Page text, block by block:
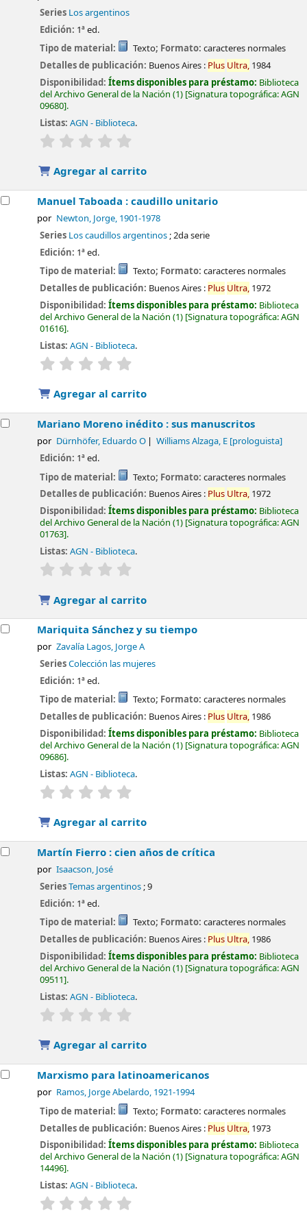
Series Los argentinos
Edición: 1ª ed.
Tipo de material:
Texto; Formato: caracteres normales
Detalles de publicación: Buenos Aires : Plus Ultra, 1984
Disponibilidad:Ítems disponibles para préstamo: Biblioteca
del Archivo General de la Nación (1) Signatura topográfica:AGN
09680 .
Listas: AGN - Biblioteca.
valoración
Agregar al carrito
Manuel Taboada : caudillo unitario
por Newton, Jorge, 1901-1978
Series Los caudillos argentinos; 2da serie
Edición: 1ª ed.
Tipo de material:
Texto; Formato: caracteres normales
Detalles de publicación: Buenos Aires : Plus Ultra, 1972
Disponibilidad:Ítems disponibles para préstamo: Biblioteca
del Archivo General de la Nación (1) Signatura topográfica:AGN
01616 .
Listas: AGN - Biblioteca.
valoración
Agregar al carrito
Mariano Moreno inédito : sus manuscritos
por Dürnhöfer, Eduardo O Williams Alzaga, E[prologuista]
Edición: 1ª ed.
Tipo de material:
Texto; Formato: caracteres normales
Detalles de publicación: Buenos Aires : Plus Ultra, 1972
Disponibilidad:Ítems disponibles para préstamo: Biblioteca
del Archivo General de la Nación (1) Signatura topográfica:AGN
01763 .
Listas: AGN - Biblioteca.
valoración
Agregar al carrito
Mariquita Sánchez y su tiempo
por Zavalía Lagos, Jorge A
SeriesColección las mujeres
Edición: 1ª ed.
Tipo de material:
Texto; Formato: caracteres normales
Detalles de publicación: Buenos Aires : Plus Ultra, 1986
Disponibilidad:Ítems disponibles para préstamo: Biblioteca
del Archivo General de la Nación (1) Signatura topográfica:AGN
09686 .
Listas: AGN - Biblioteca.
valoración
Agregar al carrito
Martín Fierro : cien años de crítica
por Isaacson, José
SeriesTemas argentinos; 9
Edición: 1ª ed.
Tipo de material:
Texto; Formato: caracteres normales
Detalles de publicación: Buenos Aires : Plus Ultra, 1986
Disponibilidad:Ítems disponibles para préstamo: Biblioteca
del Archivo General de la Nación (1) Signatura topográfica:AGN
09511 .
Listas: AGN - Biblioteca.
valoración
Agregar al carrito
Marxismo para latinoamericanos
por Ramos, Jorge Abelardo, 1921-1994
Tipo de material: Texto; Formato: caracteres normales
Detalles de publicación: Buenos Aires : Plus Ultra, 1973
Disponibilidad:Ítems disponibles para préstamo: Biblioteca
del Archivo General de la Nación (1) Signatura topográfica:AGN
14496 .
Listas: AGN - Biblioteca.
valoración